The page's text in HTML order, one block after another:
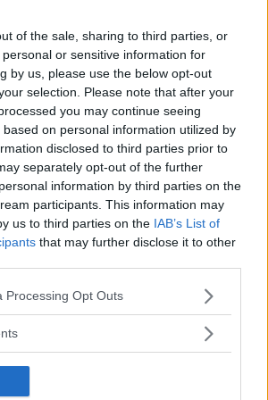
of the sale, sharing to third parties, or
or sensitive information for
by us, please use the below opt-out
selection. Please note that after your
you may continue seeing
on personal information utilized by
disclosed to third parties prior to
separately opt-out of the further
information by third parties on the
participants. This information may
us to third parties on the IAB’s List of
that may further disclose it to other
website/app uses one or more Google
or usage behaviour. You may click to
specified purposes in below Google
Processing Opt Outs
har vi
Nästa artikel
10 Fantastiska ”Man
Babies” – Du anar inte hur
roligt det här är